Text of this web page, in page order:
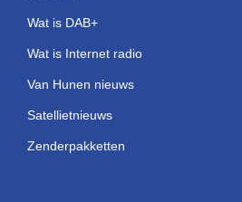
Wat is DAB+
Wat is Internet radio
Van Hunen nieuws
Satellietnieuws
Zenderpakketten